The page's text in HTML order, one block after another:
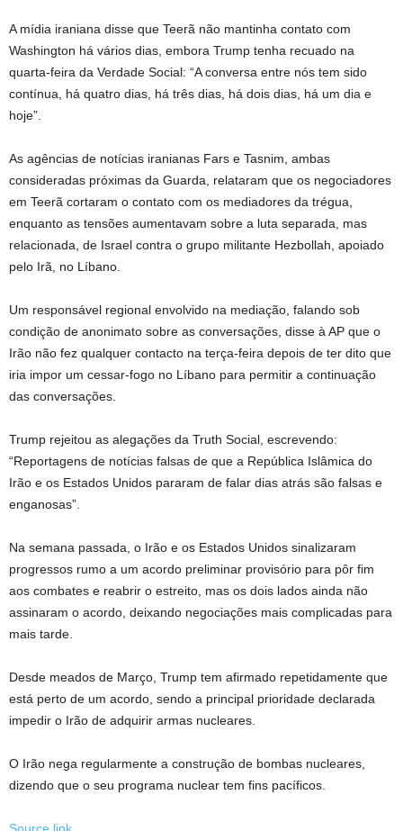
A mídia iraniana disse que Teerã não mantinha contato com
Washington há vários dias, embora Trump tenha recuado na
quarta-feira da Verdade Social: “A conversa entre nós tem sido
contínua, há quatro dias, há três dias, há dois dias, há um dia e
hoje”.
As agências de notícias iranianas Fars e Tasnim, ambas
consideradas próximas da Guarda, relataram que os negociadores
em Teerã cortaram o contato com os mediadores da trégua,
enquanto as tensões aumentavam sobre a luta separada, mas
relacionada, de Israel contra o grupo militante Hezbollah, apoiado
pelo Irã, no Líbano.
Um responsável regional envolvido na mediação, falando sob
condição de anonimato sobre as conversações, disse à AP que o
Irão não fez qualquer contacto na terça-feira depois de ter dito que
iria impor um cessar-fogo no Líbano para permitir a continuação
das conversações.
Trump rejeitou as alegações da Truth Social, escrevendo:
“Reportagens de notícias falsas de que a República Islâmica do
Irão e os Estados Unidos pararam de falar dias atrás são falsas e
enganosas”.
Na semana passada, o Irão e os Estados Unidos sinalizaram
progressos rumo a um acordo preliminar provisório para pôr fim
aos combates e reabrir o estreito, mas os dois lados ainda não
assinaram o acordo, deixando negociações mais complicadas para
mais tarde.
Desde meados de Março, Trump tem afirmado repetidamente que
está perto de um acordo, sendo a principal prioridade declarada
impedir o Irão de adquirir armas nucleares.
O Irão nega regularmente a construção de bombas nucleares,
dizendo que o seu programa nuclear tem fins pacíficos.